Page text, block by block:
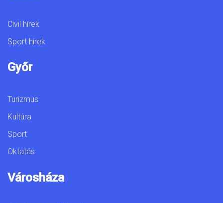
Civil hírek
Sport hírek
Győr
Turizmus
Kultúra
Sport
Oktatás
Városháza